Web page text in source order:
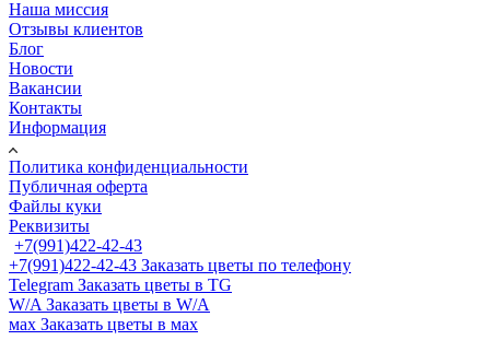
Наша миссия
Отзывы клиентов
Блог
Новости
Вакансии
Контакты
Информация
Политика конфиденциальности
Публичная оферта
Файлы куки
Реквизиты
+7(991)422-42-43
+7(991)422-42-43 Заказать цветы по телефону
Telegram Заказать цветы в TG
W/A Заказать цветы в W/A
мах Заказать цветы в мах